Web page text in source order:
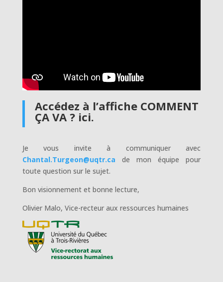
Accédez à l’affiche COMMENT
ÇA VA ? ici.
Je vous invite à communiquer avec
Chantal.Turgeon@uqtr.ca de mon équipe pour
toute question sur le sujet.
Bon visionnement et bonne lecture,
Olivier Malo, Vice-recteur aux ressources humaines